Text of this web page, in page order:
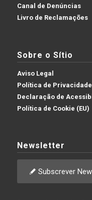
Canal de Denúncias
Livro de Reclamações
Sobre o Sítio
Aviso Legal
Política de Privacidade
Declaração de
Política de Cookie (EU)
Newsletter
Subscrever